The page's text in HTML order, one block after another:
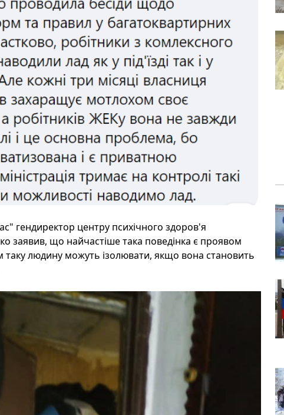
гендиректор центру психічного здоров'я
заявив, що найчастіше така поведінка є проявом
таку людину можуть ізолювати, якщо вона становить